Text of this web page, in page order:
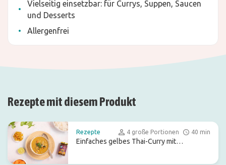
Vielseitig einsetzbar: für Currys, Suppen, Saucen
und Desserts
Allergenfrei
Rezepte mit diesem Produkt
Rezepte 4 große Portionen 40 min
Einfaches gelbes Thai-Curry mit